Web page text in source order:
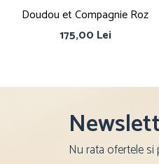
Doudou et Compagnie Roz
175,00 Lei
Nu rata ofertele